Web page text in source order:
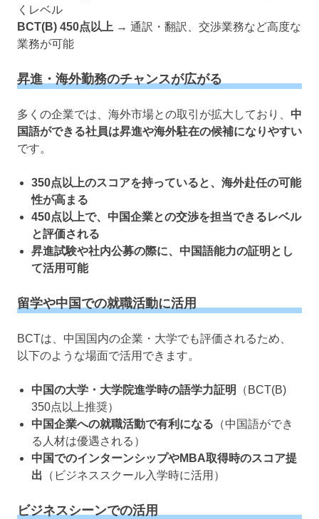
くレベル
BCT(B) 450点以上 → 通訳・翻訳、交渉業務など高度な
業務が可能
昇進・海外勤務のチャンスが広がる
多くの企業では、海外市場との取引が拡大しており、 中
国語ができる社員は昇進や海外駐在の候補になりやすい
です。
350点以上のスコアを持っていると、海外赴任の可能
性が高まる
450点以上で、中国企業との交渉を担当できるレベル
と評価される
昇進試験や社内公募の際に、中国語能力の証明とし
て活用可能
留学や中国での就職活動に活用
BCTは、中国国内の企業・大学でも評価されるため、
以下のような場面で活用できます。
中国の大学・大学院進学時の語学力証明
（BCT(B)
350点以上推奨）
中国企業への就職活動で有利になる （中国語ができ
る人材は優遇される）
中国でのインターンシップやMBA取得時のスコア提
出 （ビジネススクール入学時に活用）
ビジネスシーンでの活用